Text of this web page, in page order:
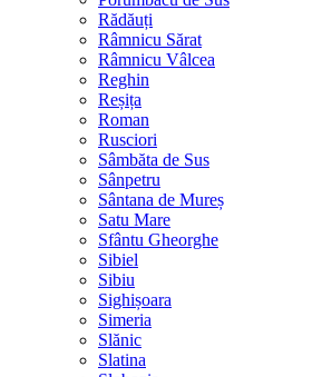
Rădăuți
Râmnicu Sărat
Râmnicu Vâlcea
Reghin
Reșița
Roman
Rusciori
Sâmbăta de Sus
Sânpetru
Sântana de Mureș
Satu Mare
Sfântu Gheorghe
Sibiel
Sibiu
Sighișoara
Simeria
Slănic
Slatina